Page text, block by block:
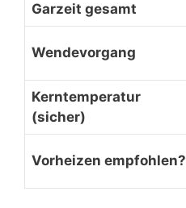
Garzeit gesamt
Wendevorgang
Kerntemperatur
(sicher)
Vorheizen empfohlen?